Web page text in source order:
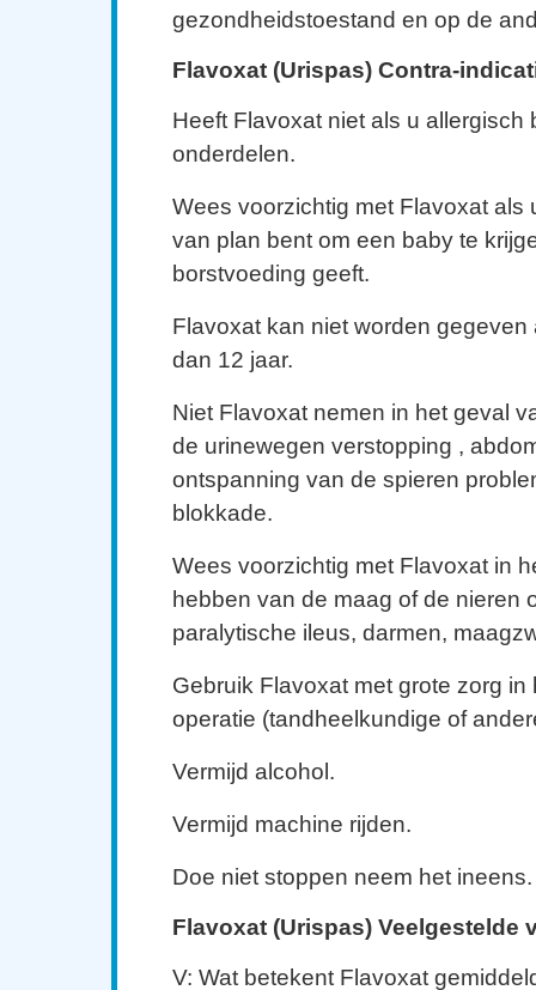
gezondheidstoestand en op de
Flavoxat (Urispas) Contra-
Heeft Flavoxat niet als u allergisch
onderdelen.
Wees voorzichtig met Flavoxat als
van plan bent om een ​​baby te
borstvoeding geeft.
Flavoxat kan niet worden
dan 12 jaar.
Niet Flavoxat nemen in het geval
de urinewegen verstopping ,
ontspanning van de spieren
blokkade.
Wees voorzichtig met Flavoxat in
hebben van de maag of de nieren
paralytische ileus, darmen,
Gebruik Flavoxat met grote zorg in
operatie (tandheelkundige of
Vermijd alcohol.
Vermijd machine rijden.
Doe niet stoppen neem het ineens.
Flavoxat (Urispas) Veelgestelde
V: Wat betekent Flavoxat